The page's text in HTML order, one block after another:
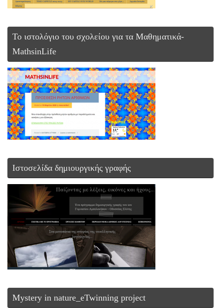
To ιστολόγιο του σχολείου για τα Μαθηματικά-
MathsinLife
Ιστοσελίδα δημιουργικής γραφής
Mystery in nature_eTwinning project